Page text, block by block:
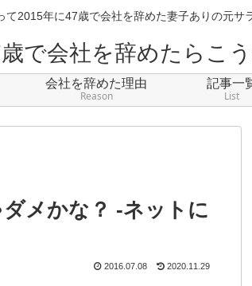
て2015年に47歳で会社を辞めた妻子ありの元サ
で会社を辞めたらこ
会社を辞めた理由
Reason
記事一
List
メかな？ -ネットに
2016.07.08 2020.11.29